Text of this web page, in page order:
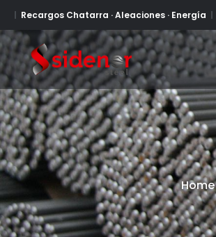
Recargos Chatarra · Aleaciones · Energía
Home